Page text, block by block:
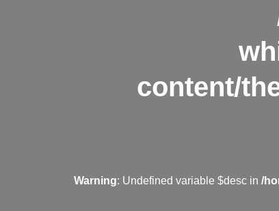
content/
Warning: Undefined variable $desc in /